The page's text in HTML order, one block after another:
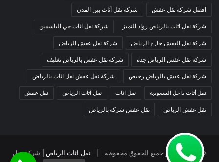
افضل شركة نقل عفش شركة نقل أثاث بين المدن
شركة نقل اثاث بالرياض رواد التميز شركة نقل اثاث حي الياسمين
شركة نقل العفش خارج الرياض شركة نقل عفش الرياض
شركة نقل عفش الرياض جدة شركة نقل عفش بالرياض تغليف
شركة نقل عفش بالرياض رخيص شركة نقل عفش نقل اثاث بالرياض
نقل أثاث داخل السعودية نقل اثاث نقل اثاث الرياض نقل عفش
نقل عفش الرياض نقل عفش شركة بالرياض
© حقوق النشر جميع الحقوق محفوظة | نقل اثاث الرياض | شركة نقل